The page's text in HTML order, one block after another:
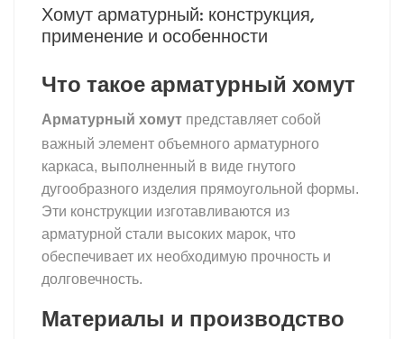
Хомут арматурный: конструкция,
применение и особенности
Что такое арматурный хомут
Арматурный хомут представляет собой
важный элемент объемного арматурного
каркаса, выполненный в виде гнутого
дугообразного изделия прямоугольной формы.
Эти конструкции изготавливаются из
арматурной стали высоких марок, что
обеспечивает их необходимую прочность и
долговечность.
Материалы и производство